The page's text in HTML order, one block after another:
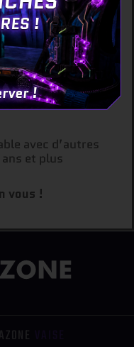
et les réservations
avant.
de nombreux
avec d’autres
et plus
vous !
!
!